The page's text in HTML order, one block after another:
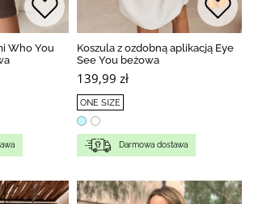
Who You
Koszula z ozdobną aplikacją Eye
See You beżowa
139,99 zł
ONE SIZE
Darmowa dostawa